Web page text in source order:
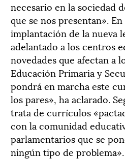
necesario en la sociedad
que se nos presentan».
implantación de la nueva
adelantado a los centros
novedades que afectan a
Educación Primaria y
pondrá en marcha este
los pares», ha aclarado.
trata de currículos
con la comunidad
parlamentarios que se
ningún tipo de problema».